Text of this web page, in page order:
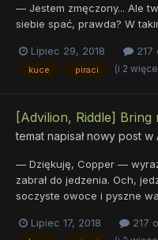
— Jestem zmęczony... Ale
siebie spać, prawda? W
Lipiec 29, 2018 217
kuce piraci (i 2
[Advilion, Riddle]
temat napisał nowy post w
— Dziękuję, Copper —
zabrał do jedzenia. Och,
soczyste owoce i pyszne
Lipiec 17, 2018 217